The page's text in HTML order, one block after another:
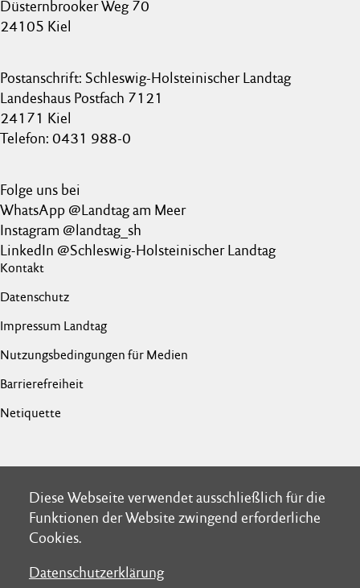
Diese Webseite verwendet ausschließlich für die
Funktionen der Website zwingend erforderliche
Cookies.
Datenschutzerklärung
Diese Webseite verwendet ausschließlich für die
Funktionen der Website zwingend erforderliche
Cookies.
Datenschutzerklärung
Düsternbrooker Weg 70
24105 Kiel
Postanschrift: Schleswig-Holsteinischer Landtag
Landeshaus Postfach 7121
24171 Kiel
Telefon: 0431 988-0
Folge uns bei
WhatsApp @Landtag am Meer
Instagram @landtag_sh
LinkedIn @Schleswig-Holsteinischer Landtag
Kontakt
Datenschutz
Impressum Landtag
Nutzungsbedingungen für Medien
Barrierefreiheit
Netiquette